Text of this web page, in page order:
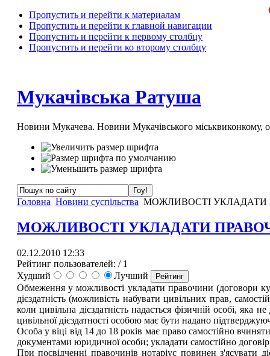
Пропустить и перейти к материалам
Пропустить и перейти к главной навигации
Пропустить и перейти к первому столбцу
Пропустить и перейти ко второму столбцу
Мукачівська Ратуша
Новини Мукачева. Новини Мукачівського міськвиконкому,
Головна Новини суспільства МОЖЛИВОСТІ УКЛАДАТИ
МОЖЛИВОСТІ УКЛАДАТИ
02.12.2010 12:33
Рейтинг пользователей: / 1
Худший
Лучший
Обмеження у можливості укладати правочини (договори
дієздатність (можливість набувати цивільних прав,
коли цивільна дієздатність надається фізичній особі, яка
цивільної дієздатності особою має бути надано
Особа у віці від 14 до 18 років має право самостійно
документами юридичної особи; укладати самостійно
При посвідченні правочинів нотаріус повинен з'ясувати